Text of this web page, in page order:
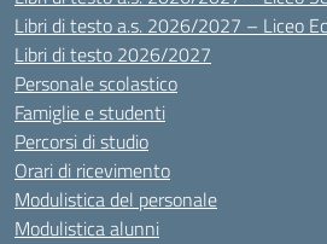
Libri di testo a.s. 2026/2027 – Liceo
Libri di testo 2026/2027
Personale scolastico
Famiglie e studenti
Percorsi di studio
Orari di ricevimento
Modulistica del personale
Modulistica alunni